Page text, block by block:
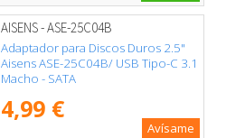
AISENS - ASE-25C04B
Adaptador para Discos Duros 2.5"
Aisens ASE-25C04B/ USB Tipo-C 3.1
Macho - SATA
4,99 €
Avísame